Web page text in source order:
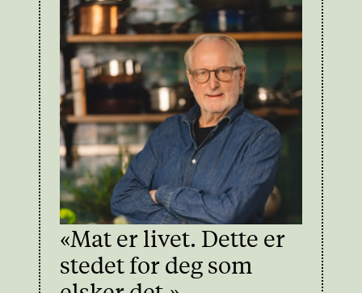
«Mat er livet. Dette er
stedet for deg som